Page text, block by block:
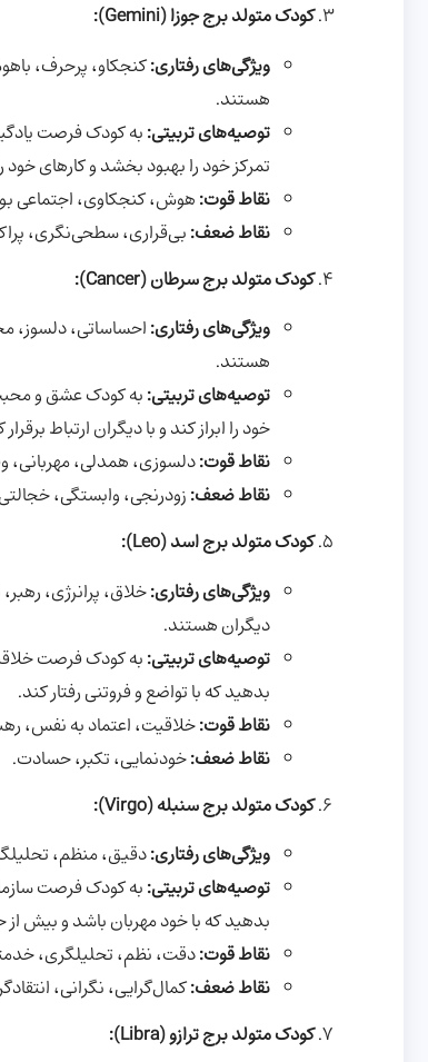
کودک متولد برج جوزا (Gemini):
ویژگی‌های رفتاری:کنجکاو، پرحرف،
هستند.
توصیه‌های تربیتی:به کودک فرصت
تمرکز خود را بهبود بخشد و کارهای خود
نقاط قوت:هوش، کنجکاوی، اجتماعی
نقاط ضعف:بی‌قراری، سطحی‌نگری،
کودک متولد برج سرطان (Cancer):
ویژگی‌های رفتاری:احساساتی، دلسوز،
هستند.
توصیه‌های تربیتی:به کودک عشق و
خود را ابراز کند و با دیگران ارتباط
نقاط قوت:دلسوزی، همدلی، مهربانی،
نقاط ضعف:زودرنجی، وابستگی،
کودک متولد برج اسد (Leo):
ویژگی‌های رفتاری:خلاق، پرانرژی،
دیگران هستند.
توصیه‌های تربیتی:به کودک فرصت
بدهید که با تواضع و فروتنی رفتار کند.
نقاط قوت:خلاقیت، اعتماد به نفس،
نقاط ضعف:خودنمایی، تکبر، حسادت.
کودک متولد برج سنبله (Virgo):
ویژگی‌های رفتاری:دقیق، منظم،
توصیه‌های تربیتی:به کودک فرصت
بدهید که با خود مهربان باشد و بیش
نقاط قوت:دقت، نظم، تحلیلگری،
نقاط ضعف:کمال‌گرایی، نگرانی،
کودک متولد برج ترازو (Libra):